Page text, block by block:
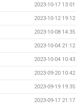
2023-10-17 13:01
2023-10-12 19:12
2023-10-08 14:35
2023-10-04 21:12
2023-10-04 10:43
2023-09-20 10:42
2023-09-19 19:35
2023-09-17 21:17